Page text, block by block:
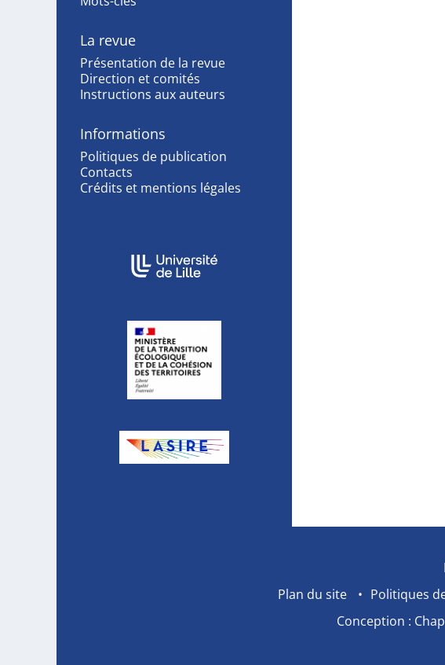
La revue
Présentation de la revue
Direction et comités
Instructions aux auteurs
Informations
Politiques de publication
Contacts
Crédits et mentions légales
Affiliations/partenaires
Plan du site
Politiques
Conception :